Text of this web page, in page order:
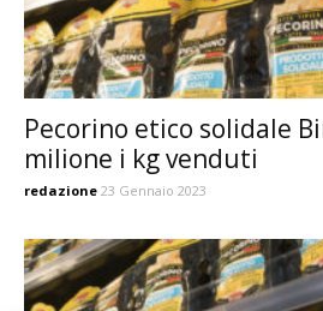
Pecorino etico solidale
milione i kg venduti
redazione 23 Gennaio 2023